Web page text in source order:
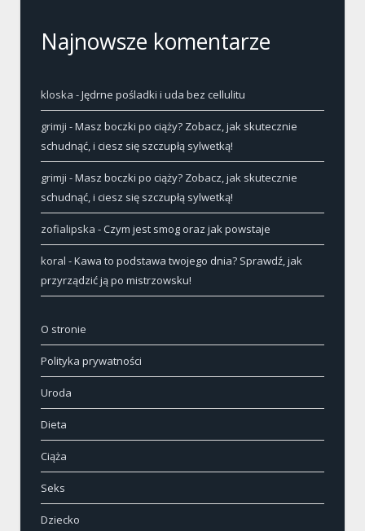
Najnowsze komentarze
kloska -Jędrne pośladki i uda bez cellulitu
grimji -Masz boczki po ciąży? Zobacz, jak skutecznie
schudnąć, i ciesz się szczupłą sylwetką!
grimji -Masz boczki po ciąży? Zobacz, jak skutecznie
schudnąć, i ciesz się szczupłą sylwetką!
zofialipska -Czym jest smog oraz jak powstaje
koral -Kawa to podstawa twojego dnia? Sprawdź, jak
przyrządzić ją po mistrzowsku!
O stronie
Polityka prywatności
Uroda
Dieta
Ciąża
Seks
Dziecko